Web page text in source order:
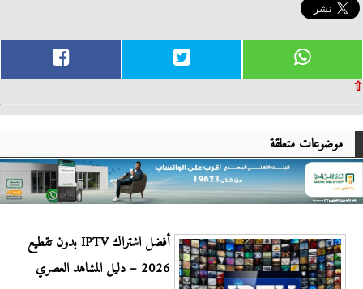
⇧
موضوعات متعلقة
أفضل اشتراك IPTV بدون تقطيع
2026 – دليل المشاهد العصري